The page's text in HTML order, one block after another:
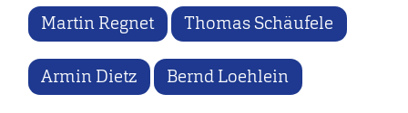
Martin Regnet Thomas Schäufele
Armin Dietz Bernd Loehlein